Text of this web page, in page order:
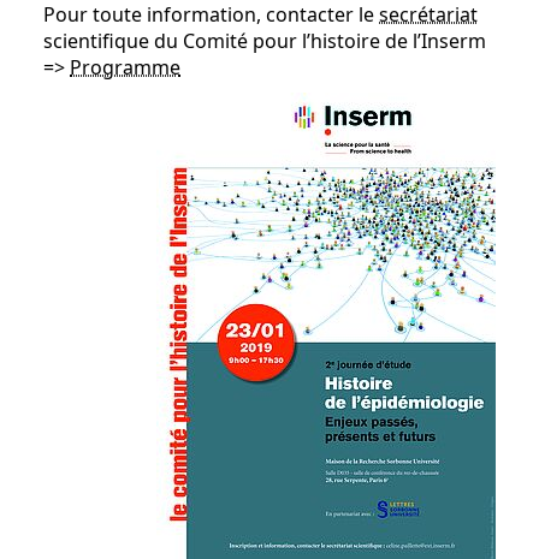
Pour toute information, contacter lesecrétariat
scientifique du Comité pour l’histoire de l’Inserm
=> Programme